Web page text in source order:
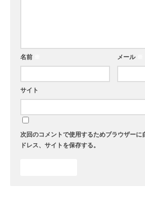
名前 メール
サイト
次回のコメントで使用するためブラウザーに
ドレス、サイトを保存する。